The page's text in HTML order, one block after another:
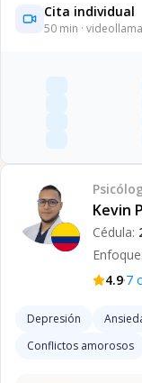
Cita individual
50 min ·
Kevin
Cédula:
Enfoque:
4.9·7
Depresión
Conflictos amorosos